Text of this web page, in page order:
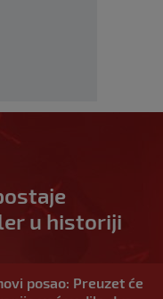
u historiji
posao: Preuzet će